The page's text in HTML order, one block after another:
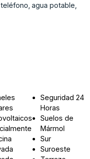
‌agua ‌potable,
Seguridad 24
Horas
Suelos de
Mármol
Sur
Suroeste